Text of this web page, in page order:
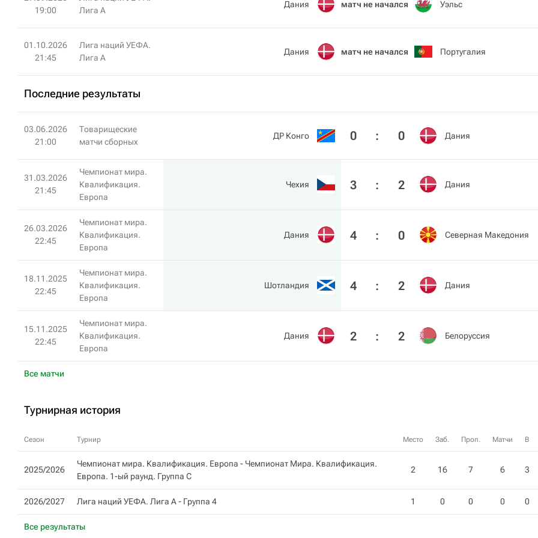
19:00
Лига A
Дания матч не начался Уэльс
01.10.2026
21:45
Лига наций УЕФА.
Лига A
Дания матч не начался Португалия
Последние результаты
Все матчи
03.06.2026
21:00
Товарищеские
матчи сборных
ДР Конго 0 : 0 Дания
31.03.2026
21:45
Чемпионат мира.
Квалификация.
Европа
Чехия 3 : 2 Дания
26.03.2026
22:45
Чемпионат мира.
Квалификация.
Европа
Дания 4 : 0 Северная Македония
18.11.2025
22:45
Чемпионат мира.
Квалификация.
Европа
Шотландия 4 : 2 Дания
15.11.2025
22:45
Чемпионат мира.
Квалификация.
Европа
Дания 2 : 2 Белоруссия
Турнирная история
Сезон Турнир Место Заб. Проп. Матчи В
2025/2026
Чемпионат мира. Квалификация. Европа - Чемпионат Мира. Квалификация.
Европа. 1-ый раунд. Группа C
2 16 7 6 3
2026/2027 Лига наций УЕФА. Лига A - Группа 4 1 0 0 0 0
Все результаты